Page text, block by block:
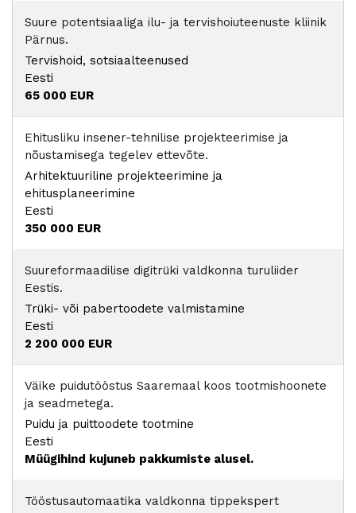
Suure potentsiaaliga ilu- ja tervishoiuteenuste kliinik
Pärnus.
Tervishoid, sotsiaalteenused
Eesti
65 000 EUR
Ehitusliku insener-tehnilise projekteerimise ja
nõustamisega tegelev ettevõte.
Arhitektuuriline projekteerimine ja
ehitusplaneerimine
Eesti
350 000 EUR
Suureformaadilise digitrüki valdkonna turuliider
Eestis.
Trüki- või pabertoodete valmistamine
Eesti
2 200 000 EUR
Väike puidutööstus Saaremaal koos tootmishoonete
ja seadmetega.
Puidu ja puittoodete tootmine
Eesti
Müügihind kujuneb pakkumiste alusel.
Tööstusautomaatika valdkonna tippekspert